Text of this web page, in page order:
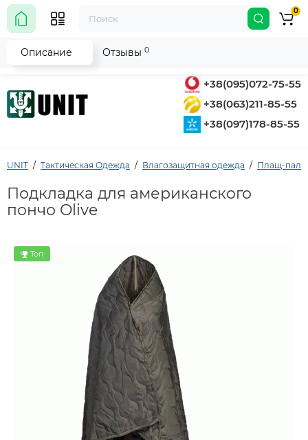
+38(095)072-75-55
+38(063)211-85-55
+38(097)178-85-55
0
UNIT Тактическая Одежда Влагозащитная одежда Плащ-
Подкладка для американского
пончо Olive
Топ
Описание Отзывы 0